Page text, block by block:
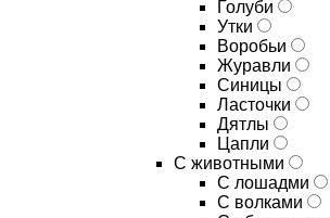
Голуби
Утки
Воробьи
Журавли
Синицы
Ласточки
Дятлы
Цапли
С животными
С лошадми
С волками